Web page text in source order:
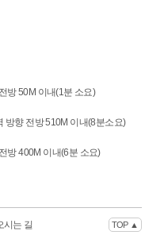
방 50M 이내(1분 소요)
방향 전방 510M 이내(8분소요)
방 400M 이내(6분 소요)
시는 길 TOP ▲